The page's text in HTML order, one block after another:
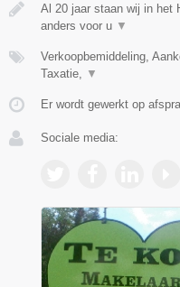
Al 20 jaar staan wij in het
anders voor u ▼
Verkoopbemiddeling,
Taxatie,
▼
Er wordt gewerkt op
Sociale media: